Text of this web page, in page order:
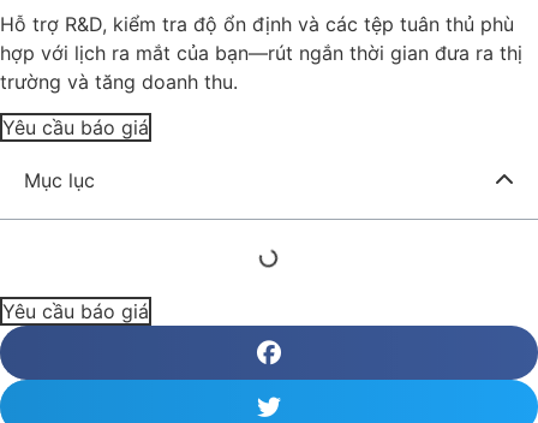
Hỗ trợ R&D, kiểm tra độ ổn định và các tệp tuân thủ phù
hợp với lịch ra mắt của bạn—rút ngắn thời gian đưa ra thị
trường và tăng doanh thu.
Yêu cầu báo giá
Mục lục
Yêu cầu báo giá